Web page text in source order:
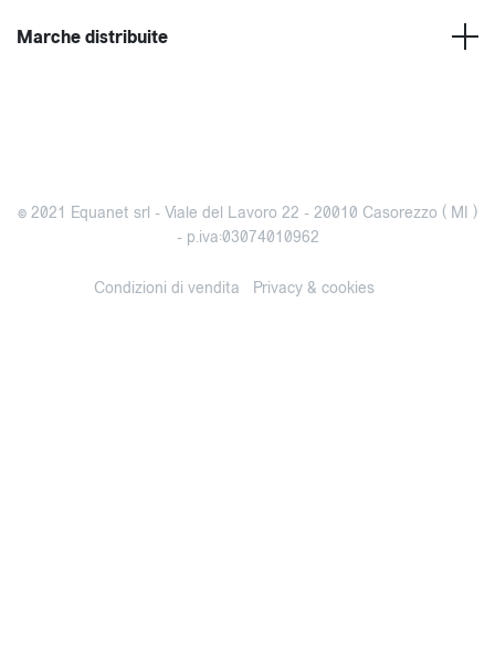
Marche distribuite
© 2021 Equanet srl - Viale del Lavoro 22 - 20010 Casorezzo ( MI )
- p.iva:03074010962
Condizioni di vendita Privacy & cookies